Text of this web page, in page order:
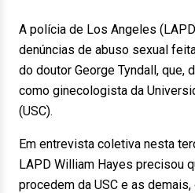
A polícia de Los Angeles
denúncias de abuso sexual
do doutor George Tyndall, que,
como ginecologista da
(USC).
Em entrevista coletiva nesta
LAPD William Hayes precisou
procedem da USC e as